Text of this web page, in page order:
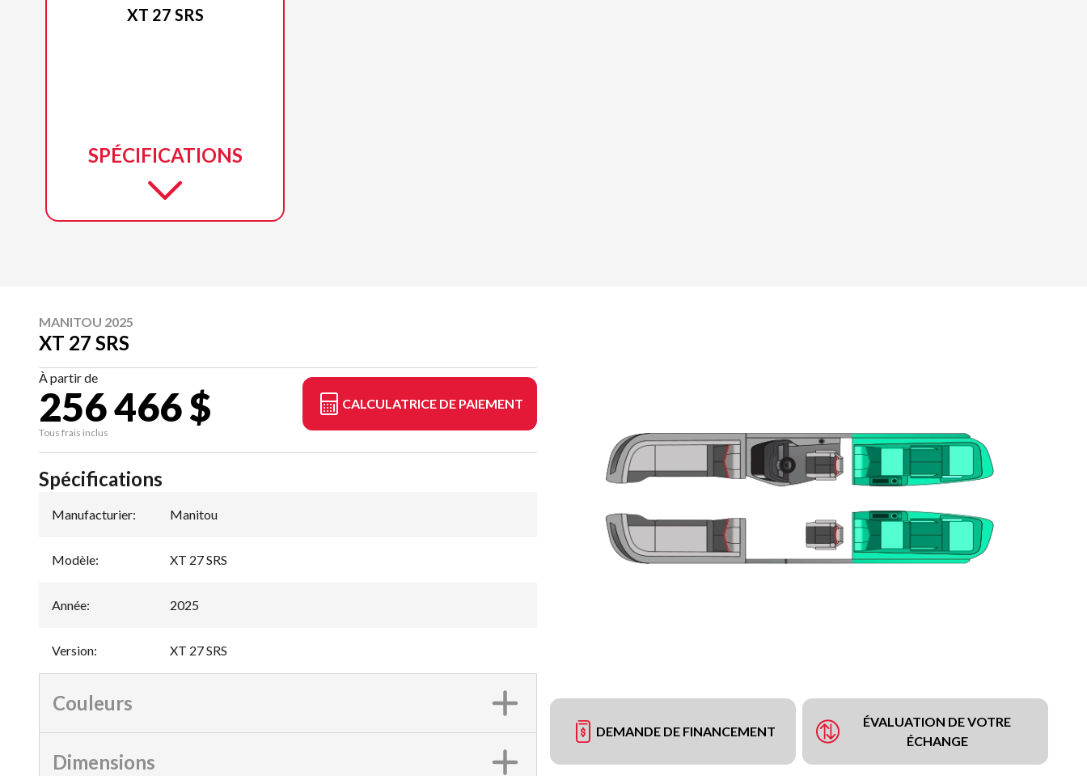
XT 27 SRS
SPÉCIFICATIONS
MANITOU 2025
XT 27 SRS
À partir de
256 466 $
Tous frais inclus
CALCULATRICE DE PAIEMENT
DEMANDE DE FINANCEMENT
ÉVALUATION DE VOTRE
ÉCHANGE
Spécifications
Manufacturier: Manitou
Modèle: XT 27 SRS
Année: 2025
Version: XT 27 SRS
Couleurs
Dimensions